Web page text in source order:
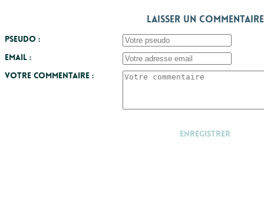
Laisser un commentaire
Pseudo :
Email :
Votre commentaire :
Enregistrer